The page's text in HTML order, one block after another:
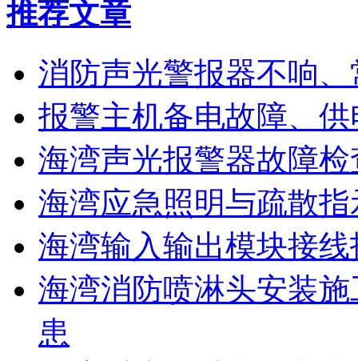
推荐文章
消防声光警报器不响
报警主机备电故障、
海湾声光报警器故障
海湾应急照明与疏散
海湾输入输出模块接
海湾消防喷淋头安装
患